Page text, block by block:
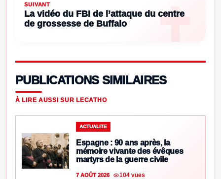
SUIVANT
La vidéo du FBI de l’attaque du centre
de grossesse de Buffalo
PUBLICATIONS SIMILAIRES
À LIRE AUSSI SUR LECATHO
ACTUALITE
Espagne : 90 ans après, la
mémoire vivante des évêques
martyrs de la guerre civile
7 AOÛT 2026 104 vues